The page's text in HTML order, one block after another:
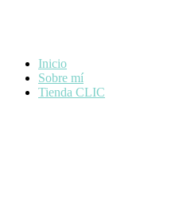
Inicio
Sobre mí
Tienda CLIC